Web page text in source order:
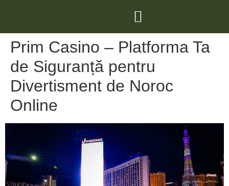
Prim Casino – Platforma Ta
de Siguranță pentru
Divertisment de Noroc
Online